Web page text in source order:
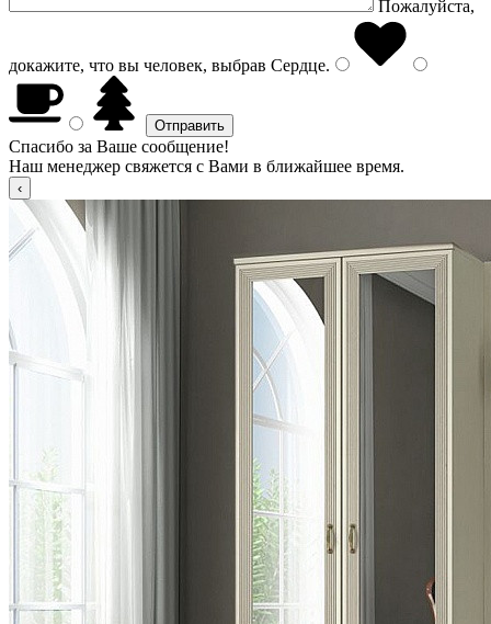
Пожалуйста,
докажите, что вы человек, выбрав Сердце.
Спасибо за Ваше сообщение!
Наш менеджер свяжется с Вами в ближайшее время.